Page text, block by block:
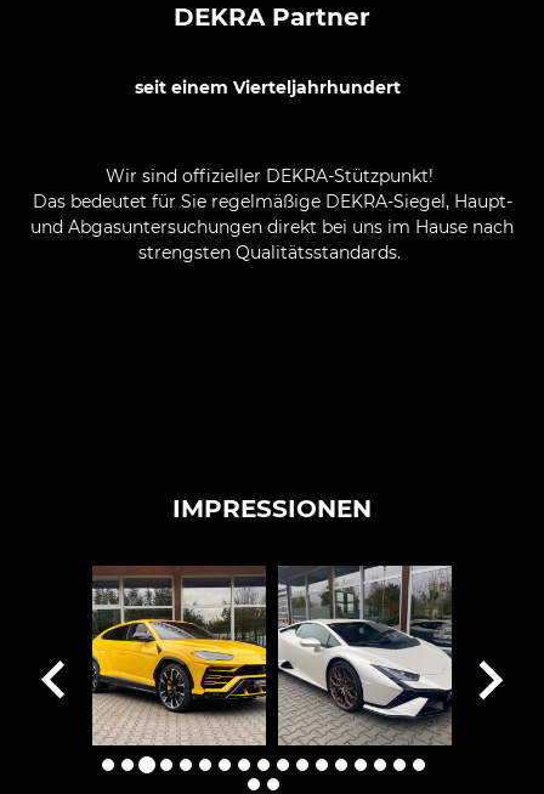
DEKRA Partner
seit einem Vierteljahrhundert
Wir sind offizieller DEKRA-Stützpunkt!
Das bedeutet für Sie regelmäßige DEKRA-Siegel, Haupt-
und Abgasuntersuchungen direkt bei uns im Hause nach
strengsten Qualitätsstandards.
IMPRESSIONEN